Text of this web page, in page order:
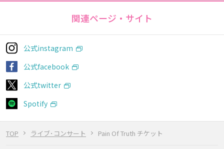
TOP ライブ･コンサート Pain Of Truth チケット
関連ページ・サイト
公式instagram
公式facebook
公式twitter
Spotify